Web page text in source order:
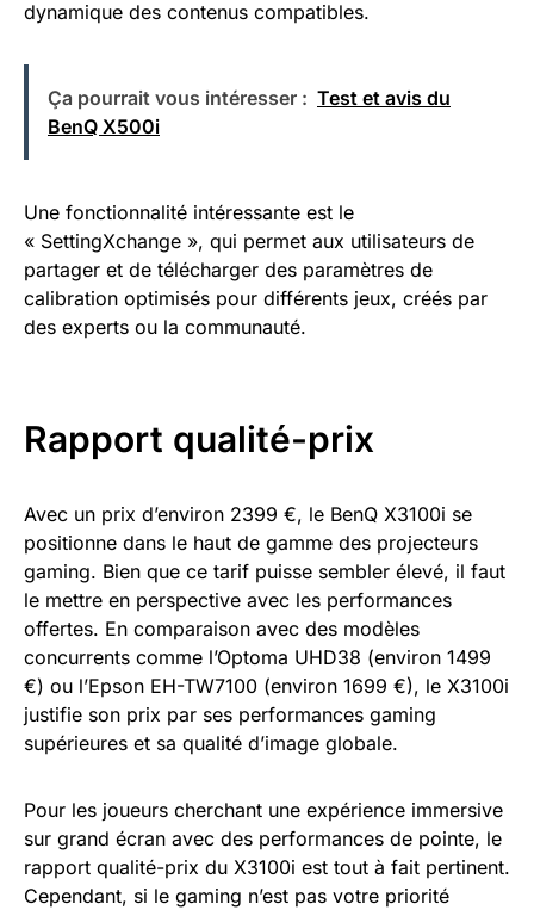
dynamique des contenus compatibles.
Ça pourrait vous intéresser : Test et avis du
BenQ X500i
Une fonctionnalité intéressante est le
« SettingXchange », qui permet aux utilisateurs de
partager et de télécharger des paramètres de
calibration optimisés pour différents jeux, créés par
des experts ou la communauté.
Rapport qualité-prix
Avec un prix d’environ 2399 €, le BenQ X3100i se
positionne dans le haut de gamme des projecteurs
gaming. Bien que ce tarif puisse sembler élevé, il faut
le mettre en perspective avec les performances
offertes. En comparaison avec des modèles
concurrents comme l’Optoma UHD38 (environ 1499
€) ou l’Epson EH-TW7100 (environ 1699 €), le X3100i
justifie son prix par ses performances gaming
supérieures et sa qualité d’image globale.
Pour les joueurs cherchant une expérience immersive
sur grand écran avec des performances de pointe, le
rapport qualité-prix du X3100i est tout à fait pertinent.
Cependant, si le gaming n’est pas votre priorité